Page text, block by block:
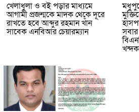
খেলাধুলা ও বই পড়ার মাধ্যমে
আগামী প্রজন্মকে মাদক থেকে দূরে
রাখতে হবে আব্দুর রহমান খাঁন
সাবেক এনবিআর চেয়ারম্যান